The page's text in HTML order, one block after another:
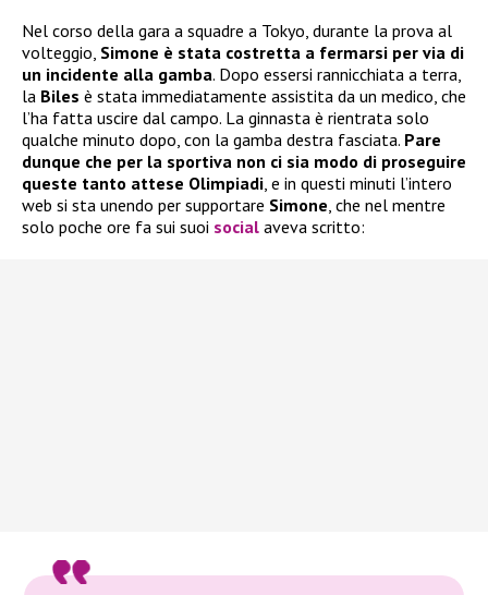
Nel corso della gara a squadre a Tokyo, durante la prova al
volteggio, Simone è stata costretta a fermarsi per via di
un incidente alla gamba. Dopo essersi rannicchiata a terra,
la Biles è stata immediatamente assistita da un medico, che
l’ha fatta uscire dal campo. La ginnasta è rientrata solo
qualche minuto dopo, con la gamba destra fasciata. Pare
dunque che per la sportiva non ci sia modo di proseguire
queste tanto attese Olimpiadi, e in questi minuti l’intero
web si sta unendo per supportare Simone, che nel mentre
solo poche ore fa sui suoi social aveva scritto: